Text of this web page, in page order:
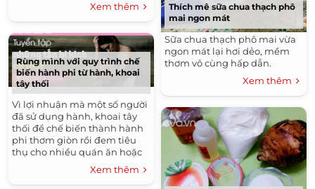
Xem thêm
Rùng mình với quy trình chế
biến hành phi từ hành, khoai
tây thối
Vì lợi nhuận mà một số người
đã sử dụng hành, khoai tây
thối để chế biến thành hành
phi thơm giòn rồi đem tiêu
thụ cho nhiều quán ăn hoặc
những người bán hàng nhỏ
Xem thêm
Thích mê sữa chua thạch phô
mai ngon mát
Sữa chua thạch phô mai vừa
ngon mát lại hơi dẻo, mềm
thơm vô cùng hấp dẫn.
Xem thêm